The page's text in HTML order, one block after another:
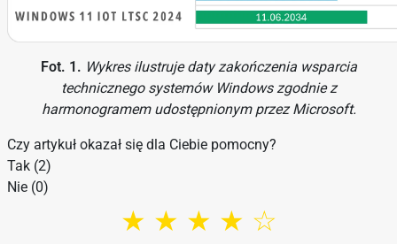
Fot. 1. Wykres ilustruje daty zakończenia wsparcia
technicznego systemów Windowszgodnie z
harmonogramem udostępnionym przez Microsoft.
Czy artykuł okazał się dla Ciebie pomocny?
Tak (2)
Nie (0)
★ ★ ★ ★ ☆